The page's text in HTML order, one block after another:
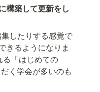
構築して更新をし
したりする感覚で
きるようになりま
「はじめての
く学会が多いのも